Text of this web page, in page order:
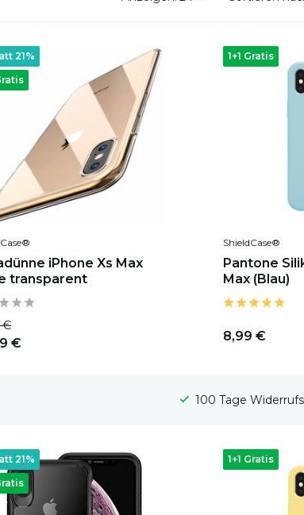
21%
iPhone Xs Max
transparent
€
€
1+1 Gratis
ShieldCase®
Pantone
Max (Blau)
8,99 €
Gratis Versand
21% 1+1 Gratis